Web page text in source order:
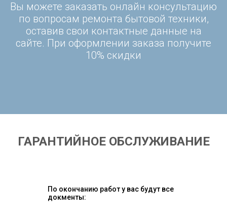
Вы можете заказать онлайн консультацию
по вопросам ремонта бытовой техники,
оставив свои контактные данные на
сайте. При оформлении заказа получите
10% скидки
ГАРАНТИЙНОЕ ОБСЛУЖИВАНИЕ
По окончанию работ у вас будут все
докменты: